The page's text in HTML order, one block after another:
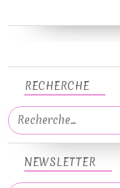
NEWSLETTER
RECHERCHE